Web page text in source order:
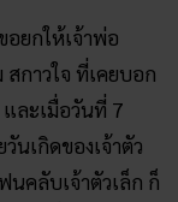
อยกให้เจ้าพ่อ
กาวใจ ที่เคยบอก
ละเมื่อวันที่ 7
นเกิดของเจ้าตัว
คลับเจ้าตัวเล็ก ก็